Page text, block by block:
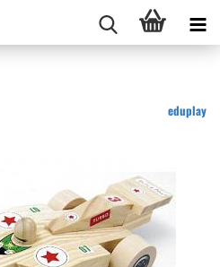
eduplay